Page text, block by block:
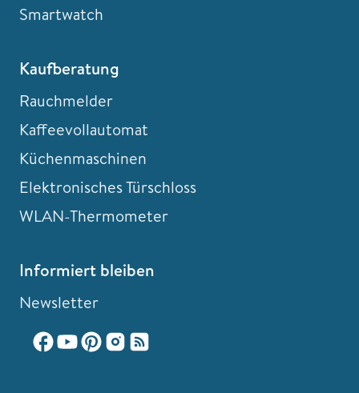
Smartwatch
Kaufberatung
Rauchmelder
Kaffeevollautomat
Küchenmaschinen
Elektronisches Türschloss
WLAN-Thermometer
Informiert bleiben
Newsletter